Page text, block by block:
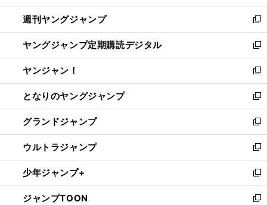
開
く
ウ
で
開
く
ン
ド
ウ
で
開
く
ウ
ィ
ン
ド
ウ
で
開
く
週刊ヤングジャンプ
新
し
い
ウ
ィ
ン
ド
ウ
で
開
く
ヤングジャンプ定期購読デジタル
新
し
い
ウ
ィ
ン
ド
ウ
で
開
く
ヤンジャン！
新
し
い
ウ
ィ
ン
ド
ウ
で
開
く
となりのヤングジャンプ
新
し
い
ウ
ィ
ン
ド
ウ
で
グランドジャンプ
新
し
い
ウ
ィ
ン
ド
ウルトラジャンプ
新
し
い
ウ
ィ
少年ジャンプ+
新
し
い
ジャンプTOON
新